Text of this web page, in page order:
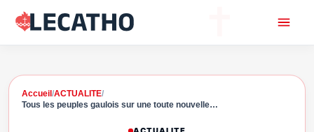
Accueil /ACTUALITE/
Tous les peuples gaulois sur une toute nouvelle…